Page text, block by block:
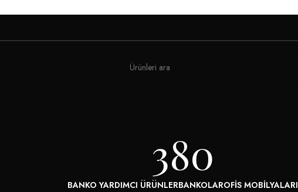
380
BANKO YARDIMCI ÜRÜNLERBANKOLAROFIS MOBILYALARI